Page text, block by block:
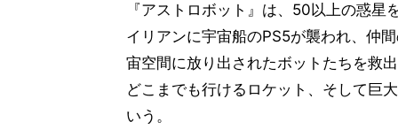
『アストロボット』は、50以上の惑
イリアンに宇宙船のPS5が襲われ、仲
宙空間に放り出されたボットたちを救
どこまでも行けるロケット、そして巨
いう。